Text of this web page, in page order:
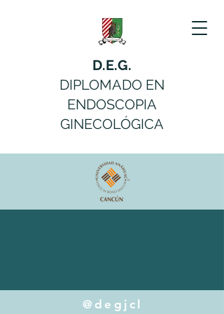
D.E.G.
DIPLOMADO EN
ENDOSCOPIA
GINECOLÓGICA
@degjcl